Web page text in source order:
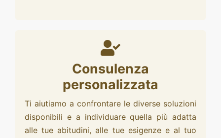
Consulenza
personalizzata
Ti aiutiamo a confrontare le diverse soluzioni
disponibili e a individuare quella più adatta
alle tue abitudini, alle tue esigenze e al tuo